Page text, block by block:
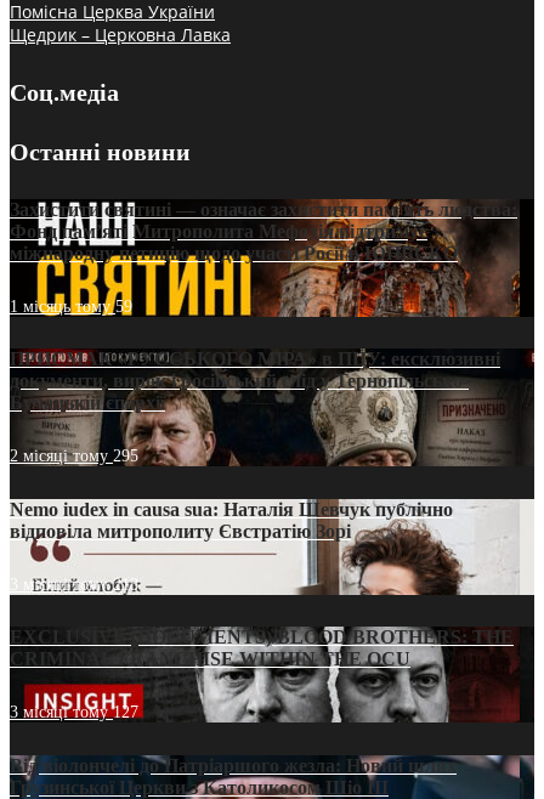
Помісна Церква України
Щедрик – Церковна Лавка
Соц.медіа
Останні новини
Захистити святині — означає захистити пам’ять людства:
Фонд пам’яті Митрополита Мефодія підтримує
міжнародну петицію щодо участі Росії в ЮНЕСКО
1 місяць тому59
ПРИСМАК «РУССЬКОГО МІРА» в ПЦУ: ексклюзивні
документи, вирок і російський слід у Тернопільсько-
Бучацькій єпархії
2 місяці тому 295
Nemo iudex in causa sua: Наталія Шевчук публічно
відповіла митрополиту Євстратію Зорі
3 місяці тому213
EXCLUSIVE (DOCUMENTS)/BLOOD BROTHERS: THE
CRIMINAL FRANCHISE WITHIN THE OCU
3 місяці тому127
Від віолончелі до Патріаршого жезла: Новий шлях
Грузинської Церкви з Католикосом Шіо III